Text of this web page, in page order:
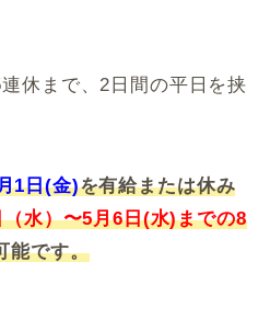
休まで、2日間の平日を挟
1日(金)を有給または休み
（水）〜5月6日(水)までの8
能です。